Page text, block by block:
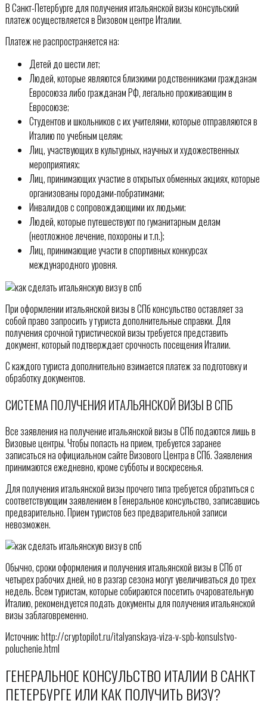
В Санкт-Петербурге для получения итальянской визы консульский
платеж осуществляется в Визовом центре Италии.
Платеж не распространяется на:
Детей до шести лет;
Людей, которые являются близкими родственниками гражданам
Евросоюза либо гражданам РФ, легально проживающим в
Евросоюзе;
Студентов и школьников с их учителями, которые отправляются в
Италию по учебным целям;
Лиц, участвующих в культурных, научных и художественных
мероприятиях;
Лиц, принимающих участие в открытых обменных акциях, которые
организованы городами-побратимами;
Инвалидов с сопровождающими их людьми;
Людей, которые путешествуют по гуманитарным делам
(неотложное лечение, похороны и т.п.);
Лиц, принимающие участи в спортивных конкурсах
международного уровня.
При оформлении итальянской визы в СПб консульство оставляет за
собой право запросить у туриста дополнительные справки. Для
получения срочной туристической визы требуется представить
документ, который подтверждает срочность посещения Италии.
С каждого туриста дополнительно взимается платеж за подготовку и
обработку документов.
СИСТЕМА ПОЛУЧЕНИЯ ИТАЛЬЯНСКОЙ ВИЗЫ В СПБ
Все заявления на получение итальянской визы в СПб подаются лишь в
Визовые центры. Чтобы попасть на прием, требуется заранее
записаться на официальном сайте Визового Центра в СПб. Заявления
принимаются ежедневно, кроме субботы и воскресенья.
Для получения итальянской визы прочего типа требуется обратиться с
соответствующим заявлением в Генеральное консульство, записавшись
предварительно. Прием туристов без предварительной записи
невозможен.
Обычно, сроки оформления и получения итальянской визы в СПб от
четырех рабочих дней, но в разгар сезона могут увеличиваться до трех
недель. Всем туристам, которые собираются посетить очаровательную
Италию, рекомендуется подать документы для получения итальянской
визы заблаговременно.
Источник: http://cryptopilot.ru/italyanskaya-viza-v-spb-konsulstvo-
poluchenie.html
ГЕНЕРАЛЬНОЕ КОНСУЛЬСТВО ИТАЛИИ В САНКТ
ПЕТЕРБУРГЕ ИЛИ КАК ПОЛУЧИТЬ ВИЗУ?